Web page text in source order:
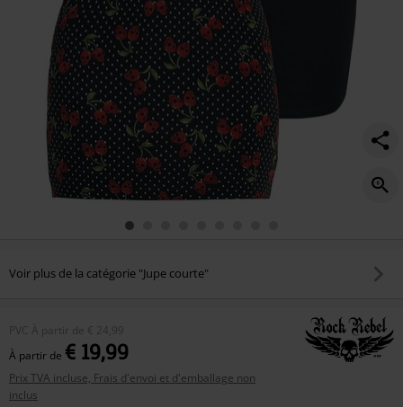
Voir plus de la catégorie "Jupe courte"
PVC À partir de € 24,99
À partir de € 19,99
Prix TVA incluse, Frais d'envoi et d'emballage non
inclus